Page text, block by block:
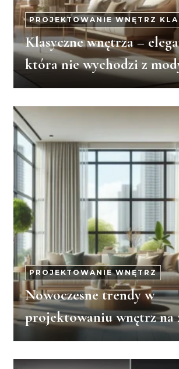
PROJEKTOWANIE WNĘTRZ
Klasyczne wnętrza –
która nie wychodzi z
PROJEKTOWANIE WNĘTRZ
Nowoczesne trendy w
projektowaniu wnętrz na